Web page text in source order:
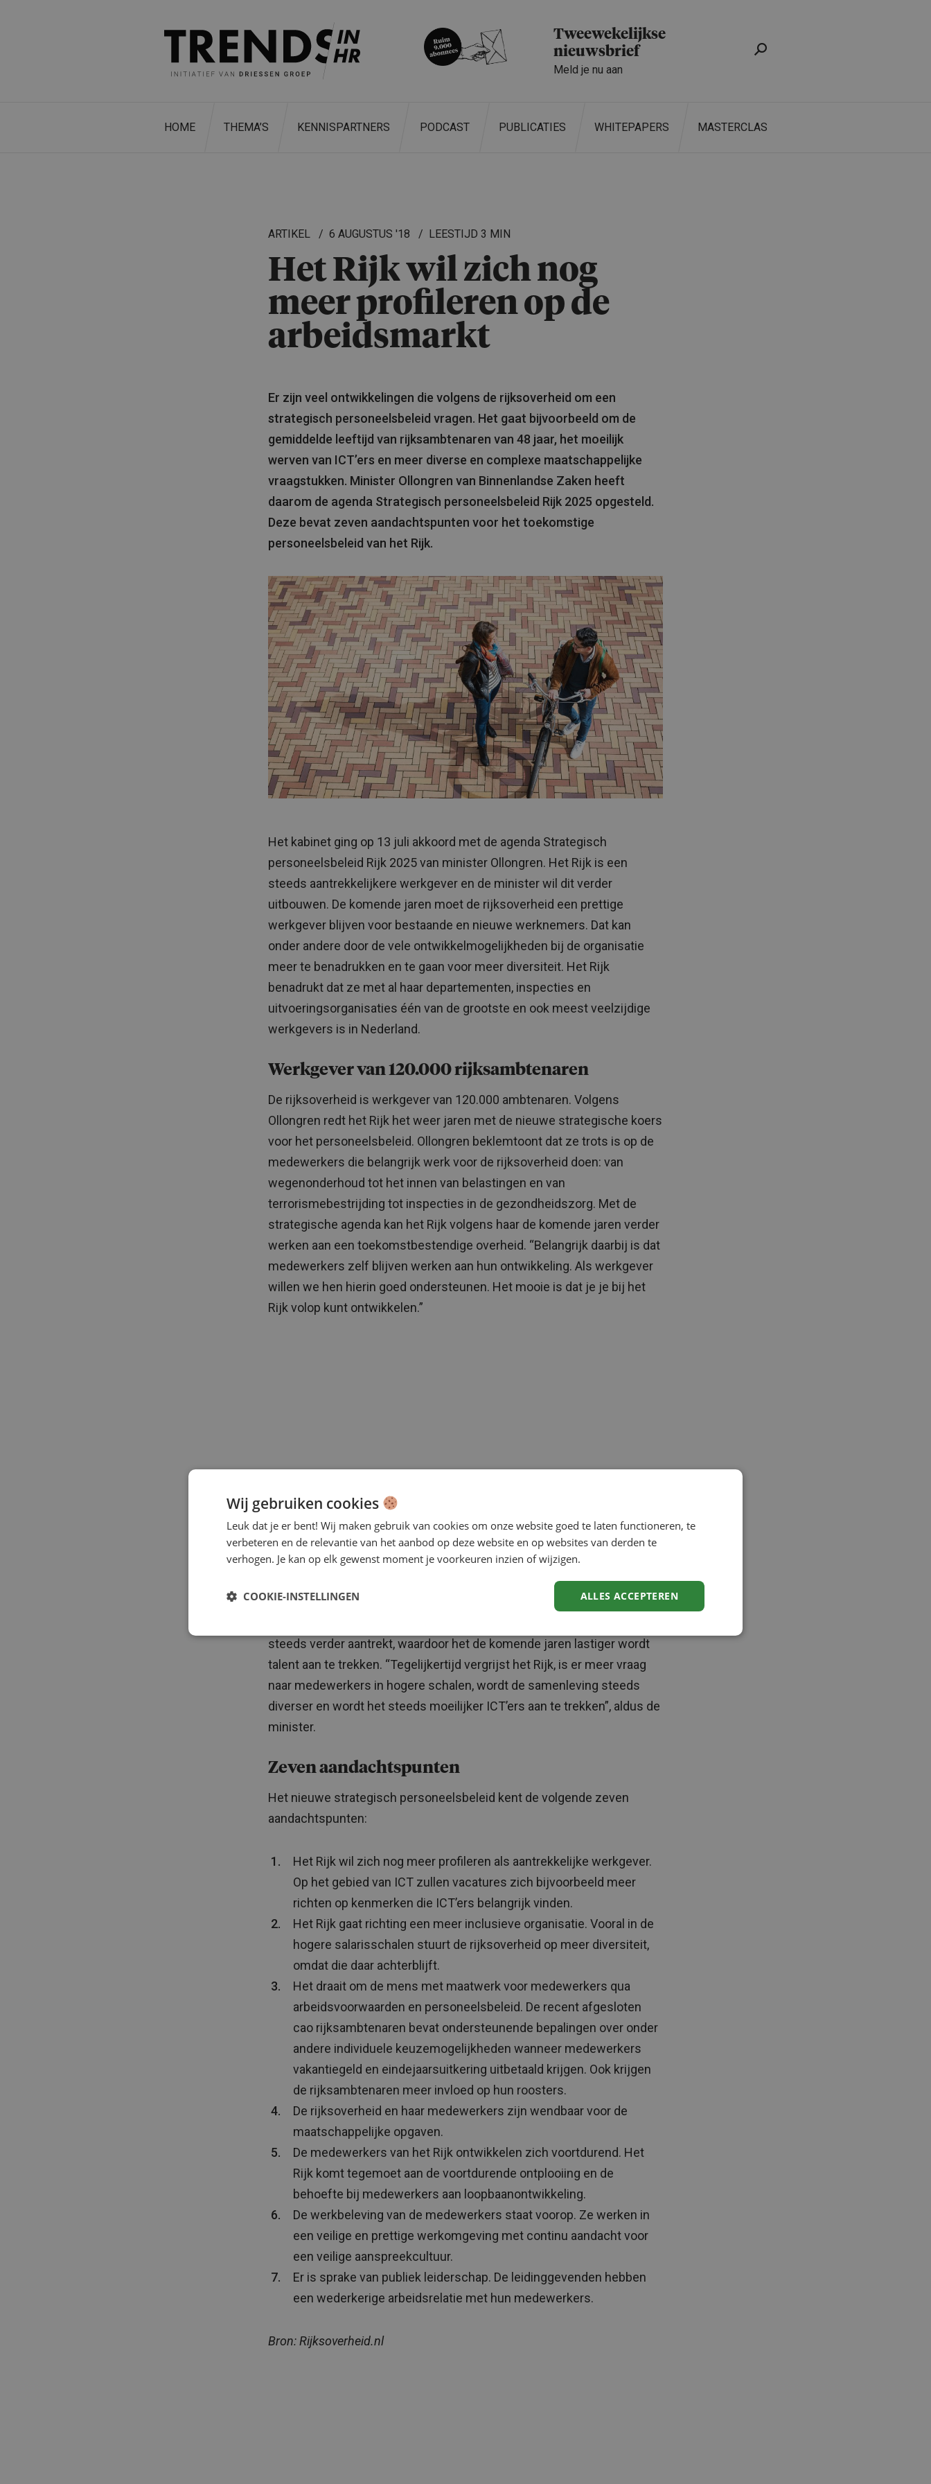
Tweewekelijkse
nieuwsbrief
Meld je nu aan
HOME THEMA’S KENNISPARTNERS PODCAST PUBLICATIES WHITEPAPERS MASTERCLASS
ARTIKEL 6 AUGUSTUS '18 3 MIN
Het Rijk wil zich nog
meer profileren op de
arbeidsmarkt
Er zijn veel ontwikkelingen die volgens de rijksoverheid om een
strategisch personeelsbeleid vragen. Het gaat bijvoorbeeld om de
gemiddelde leeftijd van rijksambtenaren van 48 jaar, het moeilijk
werven van ICT’ers en meer diverse en complexe maatschappelijke
vraagstukken. Minister Ollongren van Binnenlandse Zaken heeft
daarom de agenda Strategisch personeelsbeleid Rijk 2025 opgesteld.
Deze bevat zeven aandachtspunten voor het toekomstige
personeelsbeleid van het Rijk.
Het kabinet ging op 13 juli akkoord met de agenda Strategisch
personeelsbeleid Rijk 2025 van minister Ollongren. Het Rijk is een
steeds aantrekkelijkere werkgever en de minister wil dit verder
uitbouwen. De komende jaren moet de rijksoverheid een prettige
werkgever blijven voor bestaande en nieuwe werknemers. Dat kan
onder andere door de vele ontwikkelmogelijkheden bij de organisatie
meer te benadrukken en te gaan voor meer diversiteit. Het Rijk
benadrukt dat ze met al haar departementen, inspecties en
uitvoeringsorganisaties één van de grootste en ook meest veelzijdige
werkgevers is in Nederland.
Werkgever van 120.000 rijksambtenaren
De rijksoverheid is werkgever van 120.000 ambtenaren. Volgens
Ollongren redt het Rijk het weer jaren met de nieuwe strategische koers
voor het personeelsbeleid. Ollongren beklemtoont dat ze trots is op de
medewerkers die belangrijk werk voor de rijksoverheid doen: van
wegenonderhoud tot het innen van belastingen en van
terrorismebestrijding tot inspecties in de gezondheidszorg. Met de
strategische agenda kan het Rijk volgens haar de komende jaren verder
werken aan een toekomstbestendige overheid. “Belangrijk daarbij is dat
medewerkers zelf blijven werken aan hun ontwikkeling. Als werkgever
willen we hen hierin goed ondersteunen. Het mooie is dat je je bij het
Rijk volop kunt ontwikkelen.”
In haar brief aan de Tweede Kamer over de agenda Strategisch
steeds verder aantrekt, waardoor het de komende jaren lastiger wordt
talent aan te trekken. “Tegelijkertijd vergrijst het Rijk, is er meer vraag
naar medewerkers in hogere schalen, wordt de samenleving steeds
diverser en wordt het steeds moeilijker ICT’ers aan te trekken”, aldus de
minister.
Zeven aandachtspunten
Het nieuwe strategisch personeelsbeleid kent de volgende zeven
aandachtspunten:
Het Rijk wil zich nog meer profileren als aantrekkelijke werkgever.
Op het gebied van ICT zullen vacatures zich bijvoorbeeld meer
richten op kenmerken die ICT’ers belangrijk vinden.
Het Rijk gaat richting een meer inclusieve organisatie. Vooral in de
hogere salarisschalen stuurt de rijksoverheid op meer diversiteit,
omdat die daar achterblijft.
Het draait om de mens met maatwerk voor medewerkers qua
arbeidsvoorwaarden en personeelsbeleid. De recent afgesloten
cao rijksambtenaren bevat ondersteunende bepalingen over onder
andere individuele keuzemogelijkheden wanneer medewerkers
vakantiegeld en eindejaarsuitkering uitbetaald krijgen. Ook krijgen
de rijksambtenaren meer invloed op hun roosters.
De rijksoverheid en haar medewerkers zijn wendbaar voor de
maatschappelijke opgaven.
De medewerkers van het Rijk ontwikkelen zich voortdurend. Het
Rijk komt tegemoet aan de voortdurende ontplooiing en de
behoefte bij medewerkers aan loopbaanontwikkeling.
De werkbeleving van de medewerkers staat voorop. Ze werken in
een veilige en prettige werkomgeving met continu aandacht voor
een veilige aanspreekcultuur.
Er is sprake van publiek leiderschap. De leidinggevenden hebben
een wederkerige arbeidsrelatie met hun medewerkers.
Bron: Rijksoverheid.nl
Wij gebruiken cookies
Leuk dat je er bent! Wij maken gebruik van cookies om onze website goed te laten functioneren, te
verbeteren en de relevantie van het aanbod op deze website en op websites van derden te
verhogen. Je kan op elk gewenst moment je voorkeuren inzien of wijzigen.
ALLES ACCEPTEREN
COOKIE-INSTELLINGEN